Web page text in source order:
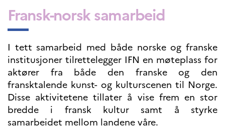
FRANSK SPRÅK
Fremming av fransk
språk
Frankofoni
Skolebesøk
Språksertifisering
(DELF/DALF/TCF)
Skole- og
utdanningssamarbeid
Fransk-norsk samarbeid
I tett samarbeid med både norske og franske
institusjoner tilrettelegger IFN en møteplass for
aktører fra både den franske og den
fransktalende kunst- og kulturscenen til Norge.
Disse aktivitetene tillater å vise frem en stor
bredde i fransk kultur samt å styrke
samarbeidet mellom landene våre.